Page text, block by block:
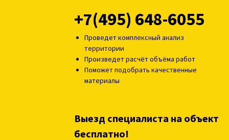
+7(495) 648-6055
Проведет комплексный анализ
территории
Произведет расчёт объёма работ
Поможет подобрать качественные
материалы
Выезд специалиста на объект
бесплатно!